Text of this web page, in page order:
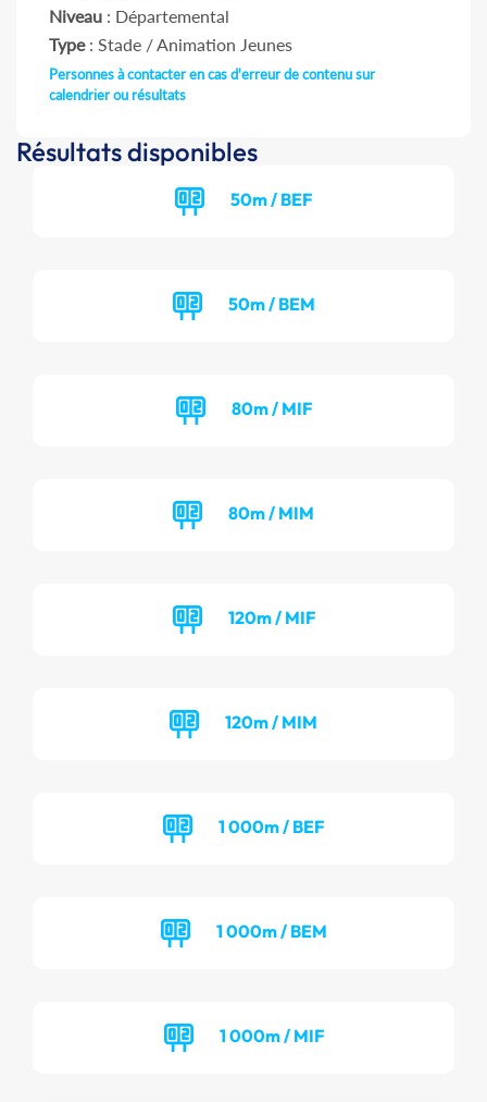
Niveau : Départemental
Type: Stade / Animation Jeunes
Personnes à contacter en cas d'erreur de contenu sur
calendrier ou résultats
Résultats disponibles
50m / BEF
50m / BEM
80m / MIF
80m / MIM
120m / MIF
120m / MIM
1 000m / BEF
1 000m / BEM
1 000m / MIF